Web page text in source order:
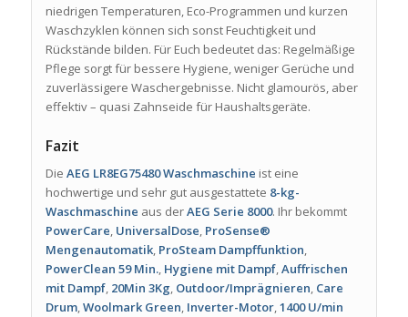
niedrigen Temperaturen, Eco-Programmen und kurzen
Waschzyklen können sich sonst Feuchtigkeit und
Rückstände bilden. Für Euch bedeutet das: Regelmäßige
Pflege sorgt für bessere Hygiene, weniger Gerüche und
zuverlässigere Waschergebnisse. Nicht glamourös, aber
effektiv – quasi Zahnseide für Haushaltsgeräte.
Fazit
Die AEG LR8EG75480 Waschmaschine ist eine
hochwertige und sehr gut ausgestattete 8-kg-
Waschmaschine aus derAEG Serie 8000. Ihr bekommt
PowerCare, UniversalDose, ProSense®
Mengenautomatik, ProSteam Dampffunktion,
PowerClean 59 Min., Hygiene mit Dampf,Auffrischen
mit Dampf, 20Min 3Kg, Outdoor/Imprägnieren, Care
Drum,Woolmark Green, Inverter-Motor,1400 U/min